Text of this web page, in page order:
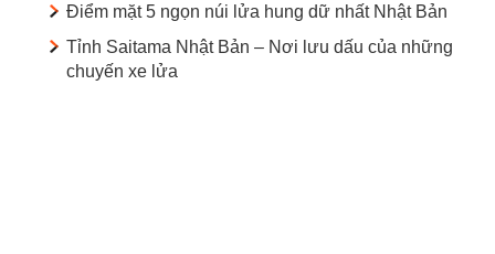
Điểm mặt 5 ngọn núi lửa hung dữ nhất Nhật Bản
Tỉnh Saitama Nhật Bản – Nơi lưu dấu của những
chuyến xe lửa